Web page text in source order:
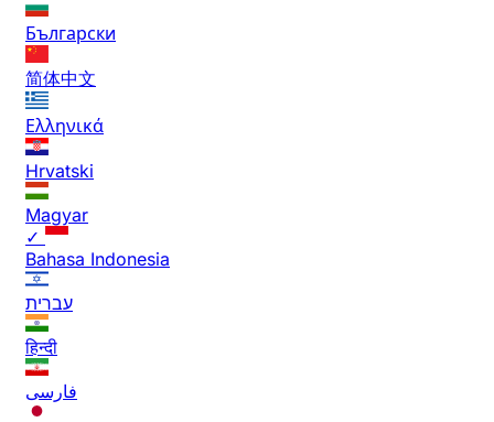
Български
简体中文
Ελληνικά
Hrvatski
Magyar
✓
Bahasa Indonesia
עברית
हिन्दी
فارسی